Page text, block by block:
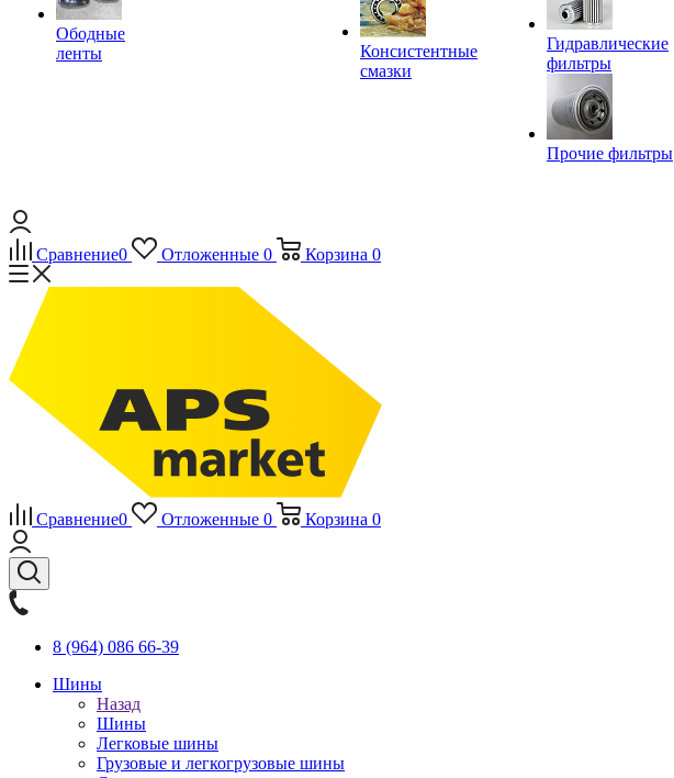
Ободные
ленты
Консистентные
смазки
Гидравлические
фильтры
Прочие фильтры
Сравнение0 Отложенные 0 Корзина 0
Сравнение0 Отложенные 0 Корзина 0
8 (964) 086 66-39
Шины
Назад
Шины
Легковые шины
Грузовые и легкогрузовые шины